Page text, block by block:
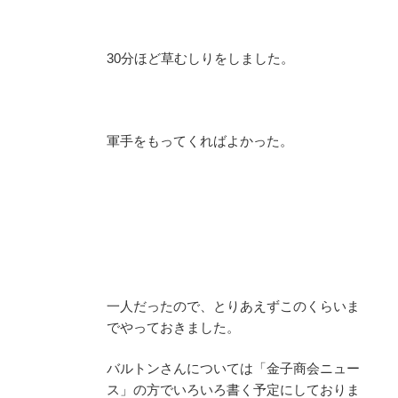
30分ほど草むしりをしました。
軍手をもってくればよかった。
一人だったので、とりあえずこのくらいま
でやっておきました。
バルトンさんについては「金子商会ニュー
ス」の方でいろいろ書く予定にしておりま